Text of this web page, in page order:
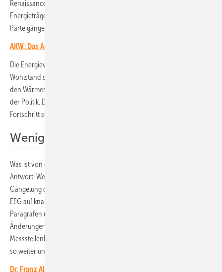
Renaissance der Atomkraft beschwört. Russisches Gas fällt als
Energieträger aus. Auch das ist ein Fakt, den mancher ihrer
Parteigänger erst noch akzeptieren muss.
AKW: Das Aus ist erst der Anfang
Die Energiewende ist unumkehrbar. Erneuerbare Energien und
Wohlstand sind untrennbar miteinander verbunden. Das gilt auch für
den Wärmesektor oder den Straßenverkehr, bislang die Stiefkinder
der Politik. Das gilt auch für politische Kräfte, die sich gegen den
Fortschritt stemmen. Sie haben keine Chance, nicht auf lange Sicht.
Weniger ist mehr!
Was ist von der neuen Regierung zu erwarten? Ganz einfache
Antwort: Weniger! Weniger Paragrafen, weniger Bürokratie, weniger
Gängelung der Bürgerinnen und Bürger. Denn 25 Jahre später ist das
EEG auf knapp 200 Seiten angewachsen, fasst mehr als 100
Paragrafen und endlose Anlagen. Nicht mitgezählt sind die zahllosen
Änderungen im Energiewirtschaftsgesetz, im Strommarktdesign,
Messstellenbetriebsgesetz, Mieterstromgesetz, Solarspitzengesetz und
so weiter und so weiter.
Dr. Franz Alt: Solarstrom ist Sozialstrom!